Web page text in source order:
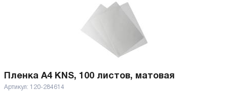
Пленка A4 KNS, 100 листов, матовая
Артикул: 120-284614